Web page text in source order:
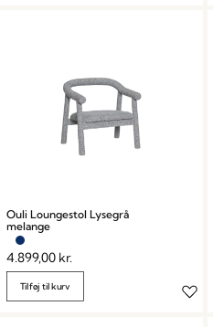
Ouli Loungestol Lysegrå
melange
4.899,00 kr.
Tilføj til kurv